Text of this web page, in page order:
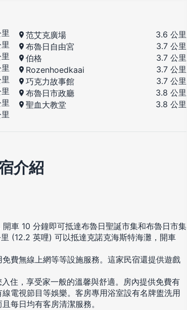
范艾克廣場
3.6 公里
布魯日自由宮
3.7 公里
伯格
3.7 公里
Rozenhoedkaai
3.7 公里
巧克力故事館
3.7 公里
布魯日市政廳
3.8 公里
聖血大教堂
3.8 公里
介紹
車 10 分鐘即可抵達布魯日聖誕市集和布魯日市集
(12.2 英哩) 可以抵達克諾克海斯特海灘，開車
費無線上網等等設施服務。這家民宿還提供遊戲
住，享受家一般的溫馨與舒適。房內提供免費有
電視節目等娛樂。客房專用浴室設有名牌盥洗用
每日均有客房清潔服務。